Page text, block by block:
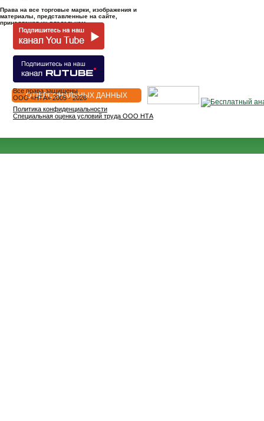
Права на все торговые марки, изображения и
материалы, представленные на сайте,
принадлежат их владельцам.
О ПЕРСОНАЛЬНЫХ ДАННЫХ
Все права защищены
OOO «НТА» 2005 - 2026
Политика конфиденциальности
Специальная оценка условий труда ООО НТА